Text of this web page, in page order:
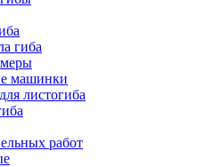
гиба
машинки
листогиба
работ